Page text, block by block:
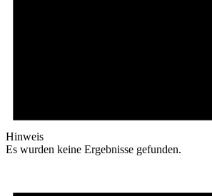
Hinweis
Es wurden keine Ergebnisse gefunden.